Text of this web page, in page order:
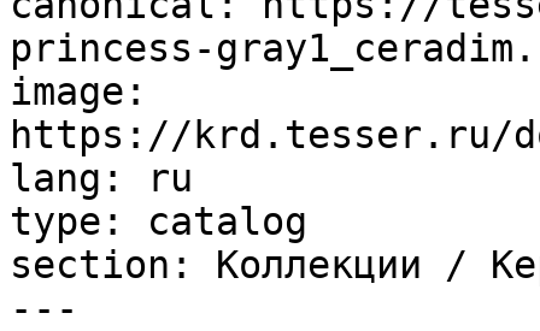
princess-
image:
https://krd.tesser.ru/
lang: ru
type: catalog
section: Коллекции /
---